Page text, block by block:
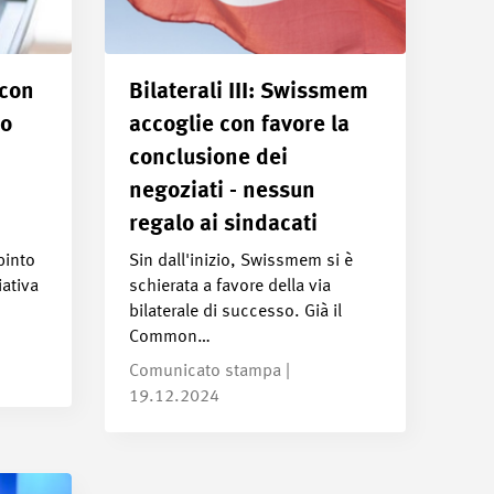
Bilaterali III: Swissmem
accoglie con favore la
conclusione dei
negoziati - nessun
regalo ai sindacati
Sin dall'inizio, Swissmem si è
schierata a favore della via
bilaterale di successo. Già il
Common…
Comunicato stampa |
19.12.2024